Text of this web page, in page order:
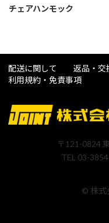
チェアハンモック
配送に関して 返品・交
利用規約・免責事項
〒121-0824
TEL 03-
© 株式